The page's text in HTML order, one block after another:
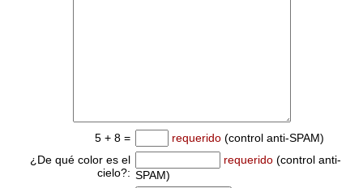
5 + 8 = requerido (control anti-SPAM)
¿De qué color es el
cielo?:
requerido (control anti-
SPAM)